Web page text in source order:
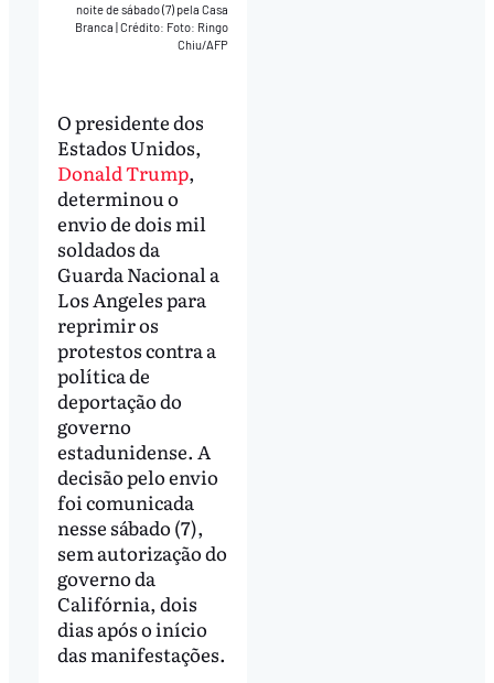
noite de sábado (7) pela Casa
Branca|Crédito: Foto: Ringo
Chiu/AFP
O presidente dos
Estados Unidos,
Donald Trump,
determinou o
envio de dois mil
soldados da
Guarda Nacional a
Los Angeles para
reprimir os
protestos contra a
política de
deportação do
governo
estadunidense. A
decisão pelo envio
foi comunicada
nesse sábado (7),
sem autorização do
governo da
Califórnia, dois
dias após o início
das manifestações.